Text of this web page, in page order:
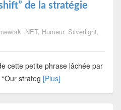
de la stratégie
.NET, Humeur, Silverlight,
cette petite phrase lâchée par
strateg [Plus]